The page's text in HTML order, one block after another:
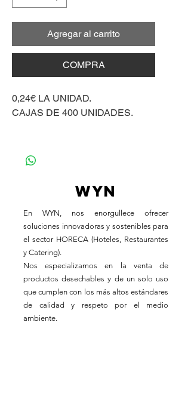
Agregar al carrito
COMPRA
0,24€ LA UNIDAD.
CAJAS DE 400 UNIDADES.
WYN
En WYN, nos enorgullece ofrecer
soluciones innovadoras y sostenibles para
el sector HORECA (Hoteles, Restaurantes
y Catering).
Nos especializamos en la venta de
productos desechables y de un solo uso
que cumplen con los más altos estándares
de calidad y respeto por el medio
ambiente.